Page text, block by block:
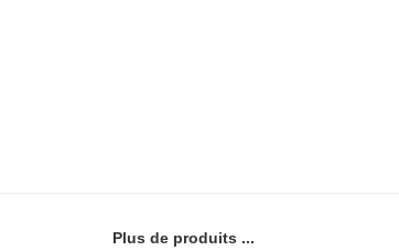
Plus de produits ...